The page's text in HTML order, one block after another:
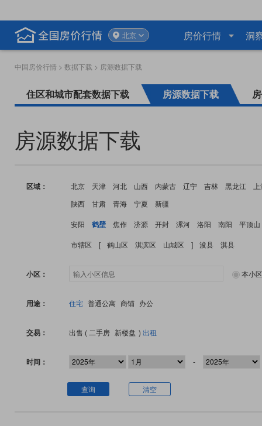
北京 房价行情 洞
中国房价行情 > 数据下载 > 房源数据下载
住区和城市配套数据下载 房源数据下载
房源数据下载
区域： 北京 天津 河北 山西 内蒙古 辽宁 吉林 黑龙江
陕西
甘肃 青海 宁夏 新疆
安阳 鹤壁 焦作 济源 开封 漯河 洛阳 南阳 平顶山
市辖区 [ 鹤山区 淇滨区 山城区 ] 浚县 淇县
小区： 本小区
用途： 住宅 普通公寓 商铺 办公
交易： 出售 ( 二手房 新楼盘 ) 出租
时间： -
查询 清空